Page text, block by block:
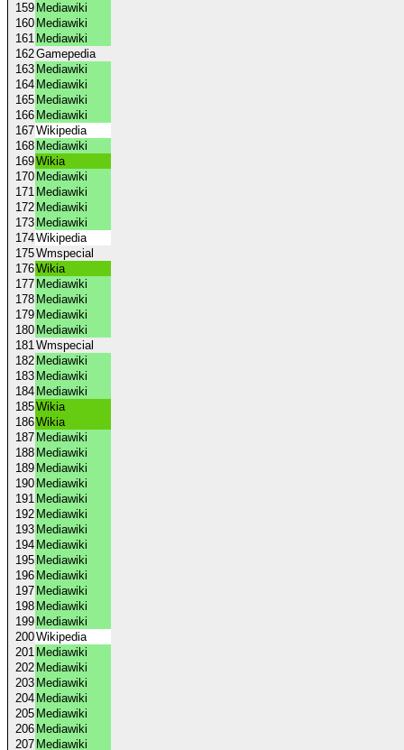
159 Mediawiki
160 Mediawiki
161 Mediawiki
162Gamepedia
163 Mediawiki
164 Mediawiki
165 Mediawiki
166 Mediawiki
167Wikipedia
168 Mediawiki
169Wikia
170 Mediawiki
171 Mediawiki
172 Mediawiki
173 Mediawiki
174Wikipedia
175Wmspecial
176Wikia
177 Mediawiki
178 Mediawiki
179 Mediawiki
180 Mediawiki
181Wmspecial
182 Mediawiki
183 Mediawiki
184 Mediawiki
185Wikia
186Wikia
187 Mediawiki
188 Mediawiki
189 Mediawiki
190 Mediawiki
191 Mediawiki
192 Mediawiki
193 Mediawiki
194 Mediawiki
195 Mediawiki
196 Mediawiki
197 Mediawiki
198 Mediawiki
199 Mediawiki
200Wikipedia
201 Mediawiki
202 Mediawiki
203 Mediawiki
204 Mediawiki
205 Mediawiki
206 Mediawiki
207 Mediawiki